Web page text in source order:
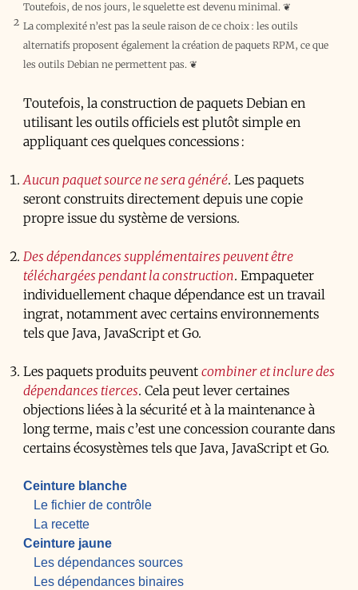
Toutefois, de nos jours, le squelette est devenu minimal. ❦
2 La complexité n’est pas la seule raison de ce choix : les outils
alternatifs proposent également la création de paquets RPM, ce que
les outils Debian ne permettent pas. ❦
Toutefois, la construction de paquets Debian en
utilisant les outils officiels est plutôt simple en
appliquant ces quelques concessions :
Aucun paquet source ne sera généré. Les paquets
seront construits directement depuis une copie
propre issue du système de versions.
Des dépendances supplémentaires peuvent être
téléchargées pendant la construction. Empaqueter
individuellement chaque dépendance est un travail
ingrat, notamment avec certains environnements
tels que Java, JavaScript et Go.
Les paquets produits peuvent combiner et inclure des
dépendances tierces. Cela peut lever certaines
objections liées à la sécurité et à la maintenance à
long terme, mais c’est une concession courante dans
certains écosystèmes tels que Java, JavaScript et Go.
Ceinture blanche
Le fichier de contrôle
La recette
Ceinture jaune
Les dépendances sources
Les dépendances binaires